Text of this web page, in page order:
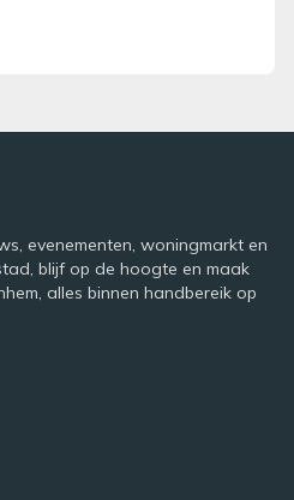
evenementen, woningmarkt en
blijf op de hoogte en maak
alles binnen handbereik op